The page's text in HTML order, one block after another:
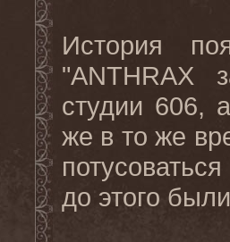
История
"ANTHRAX
студии 606,
же в то же
до этого